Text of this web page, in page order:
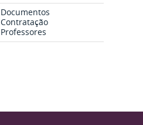
Documentos
Contratação
Professores